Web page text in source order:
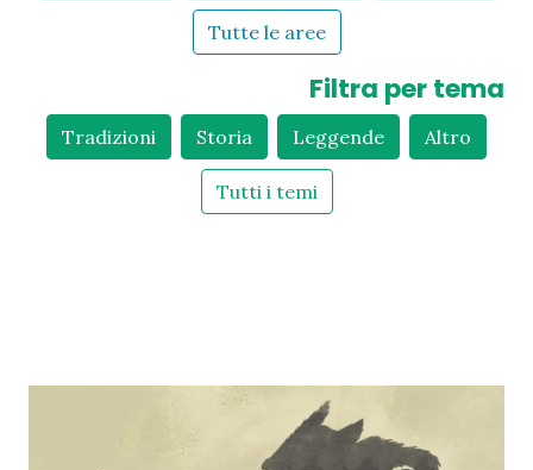
Tutte le aree
Filtra per tema
Tradizioni Storia Leggende Altro
Tutti i temi